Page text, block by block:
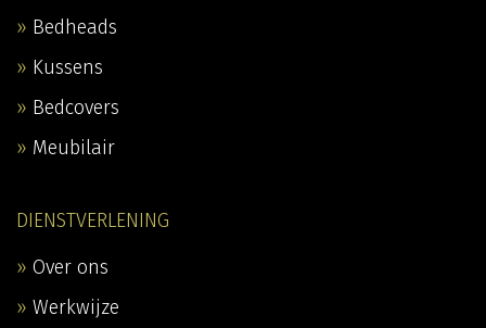
Bedheads
Kussens
Bedcovers
Meubilair
DIENSTVERLENING
Over ons
Werkwijze